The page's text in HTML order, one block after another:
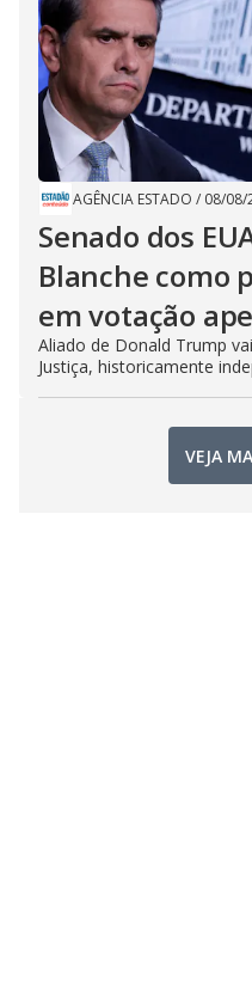
AGÊNCIA ESTADO / 08/08/
Senado dos
Blanche como
em votação
Aliado de Donald Trump
Justiça, historicamente
VEJA